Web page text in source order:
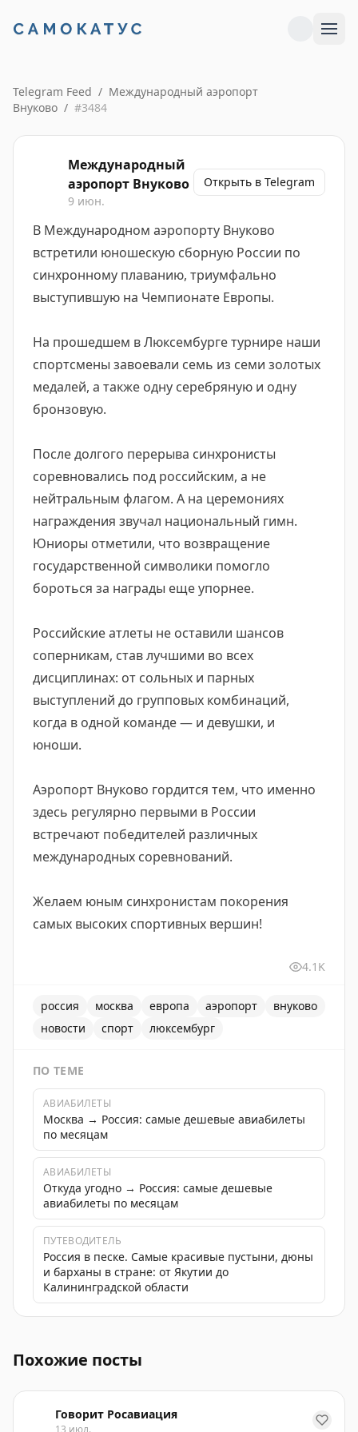
Telegram Feed / Международный аэропорт
Внуково / #3484
Международный
аэропорт Внуково
9 июн.
Открыть в Telegram
В Международном аэропорту Внуково
встретили юношескую сборную России по
синхронному плаванию, триумфально
выступившую на Чемпионате Европы.
На прошедшем в Люксембурге турнире наши
спортсмены завоевали семь из семи золотых
медалей, а также одну серебряную и одну
бронзовую.
После долгого перерыва синхронисты
соревновались под российским, а не
нейтральным флагом. А на церемониях
награждения звучал национальный гимн.
Юниоры отметили, что возвращение
государственной символики помогло
бороться за награды еще упорнее.
Российские атлеты не оставили шансов
соперникам, став лучшими во всех
дисциплинах: от сольных и парных
выступлений до групповых комбинаций,
когда в одной команде — и девушки, и
юноши.
Аэропорт Внуково гордится тем, что именно
здесь регулярно первыми в России
встречают победителей различных
международных соревнований.
Желаем юным синхронистам покорения
самых высоких спортивных вершин!
4.1K
россия москва европа аэропорт
внуково
новости
спорт люксембург
ПО ТЕМЕ
АВИАБИЛЕТЫ
Москва → Россия: самые дешевые авиабилеты
по месяцам
АВИАБИЛЕТЫ
Откуда угодно → Россия: самые дешевые
авиабилеты по месяцам
ПУТЕВОДИТЕЛЬ
Россия в песке. Самые красивые пустыни, дюны
и барханы в стране: от Якутии до
Калининградской области
Похожие посты
Говорит Росавиация
13 июл.